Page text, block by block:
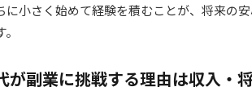
に小さく始めて経験を積むことが、将来の
が副業に挑戦する理由は収入・